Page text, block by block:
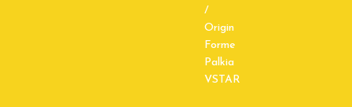
/
Origin
Forme
Palkia
VSTAR